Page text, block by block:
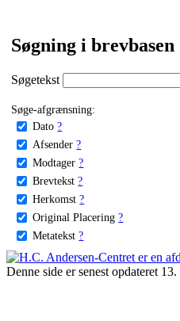
Søgning i brevbasen
Søgetekst
Søge-afgrænsning:
Dato ?
Afsender ?
Modtager ?
Brevtekst ?
Herkomst ?
Original Placering ?
Metatekst ?
Denne side er senest opdateret